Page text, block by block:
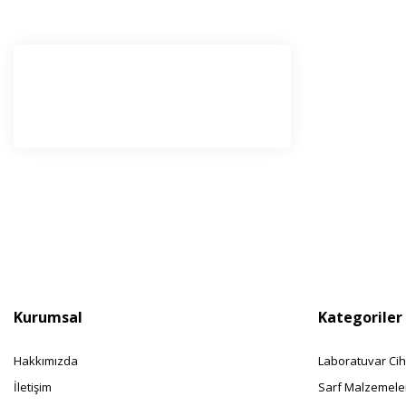
Kurumsal
Hakkımızda
İletişim
Kategoriler
Laboratuvar
Sarf